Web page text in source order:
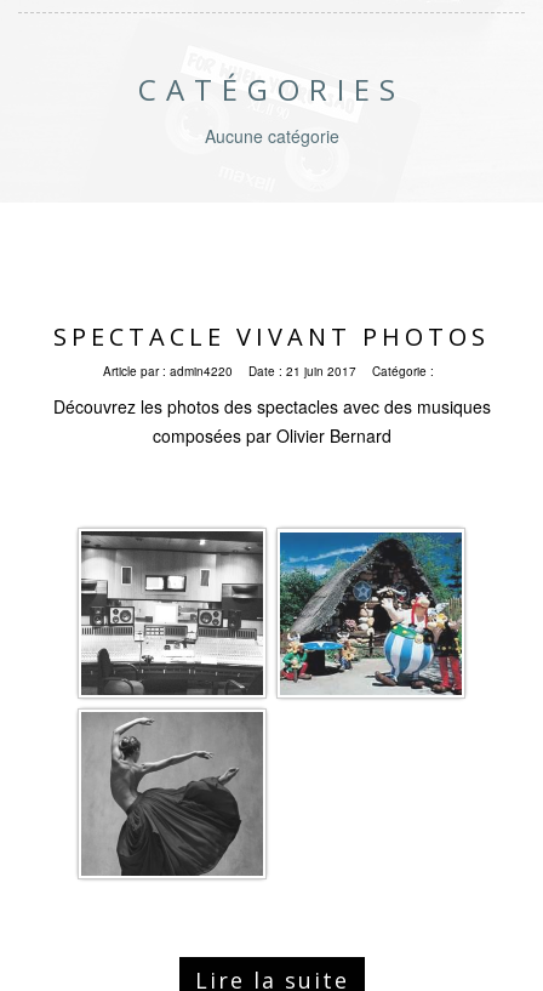
CATÉGORIES
Aucune catégorie
SPECTACLE VIVANT PHOTOS
Article par : admin4220 Date : 21 juin 2017 Catégorie :
Découvrez les photos des spectacles avec des musiques
composées par Olivier Bernard
Lire la suite